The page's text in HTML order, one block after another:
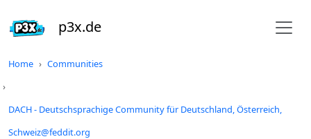
p3x.de
Home Communities
DACH - Deutschsprachige Community für Deutschland, Österreich,
Schweiz@feddit.org
Do not click this